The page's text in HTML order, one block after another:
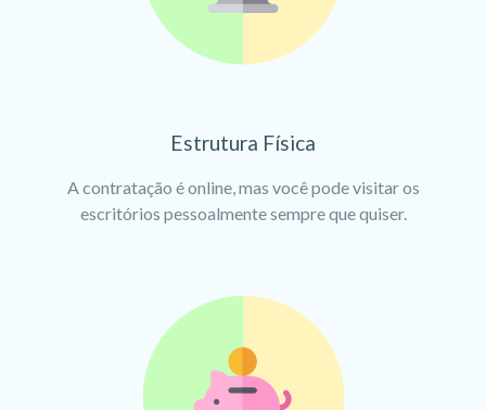
Estrutura Física
A contratação é online, mas você pode visitar os
escritórios pessoalmente sempre que quiser.